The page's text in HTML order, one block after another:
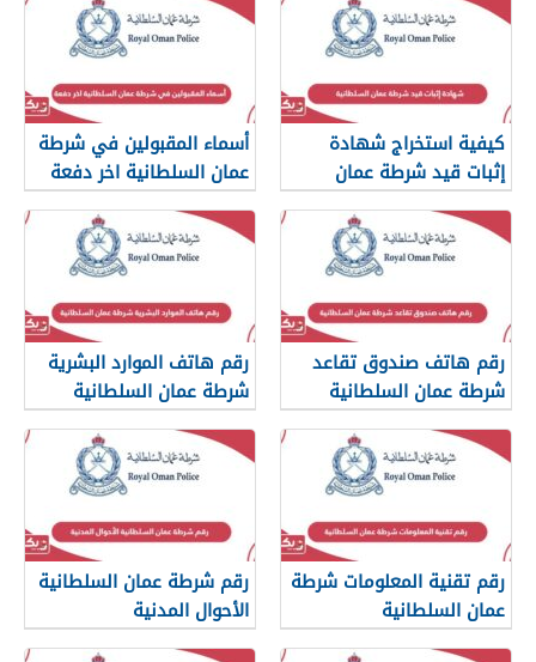
كيفية استخراج شهادة
إثبات قيد شرطة عمان
السلطانية
أسماء المقبولين في شرطة
عمان السلطانية اخر دفعة
2024
رقم هاتف صندوق تقاعد
شرطة عمان السلطانية
رقم هاتف الموارد البشرية
شرطة عمان السلطانية
رقم تقنية المعلومات شرطة
عمان السلطانية
رقم شرطة عمان السلطانية
الأحوال المدنية